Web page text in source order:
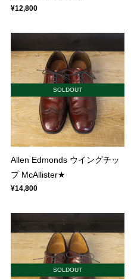
¥12,800
SOLDOUT
Allen Edmonds ウイングチッ
プ McAllister★
¥14,800
SOLDOUT